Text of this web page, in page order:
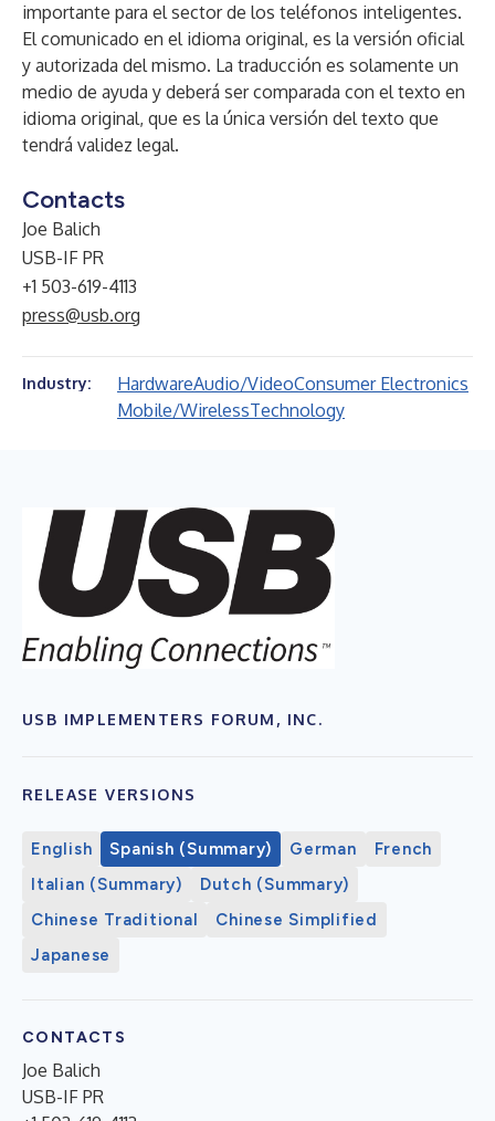
importante para el sector de los teléfonos inteligentes.
El comunicado en el idioma original, es la versión oficial
y autorizada del mismo. La traducción es solamente un
medio de ayuda y deberá ser comparada con el texto en
idioma original, que es la única versión del texto que
tendrá validez legal.
Contacts
Joe Balich
USB-IF PR
+1 503-619-4113
press@usb.org
Industry: HardwareAudio/VideoConsumer Electronics
Mobile/WirelessTechnology
USB IMPLEMENTERS FORUM, INC.
RELEASE VERSIONS
English Spanish (Summary) German
French
Italian (Summary)
Dutch (Summary)
Chinese Traditional
Chinese Simplified
Japanese
CONTACTS
Joe Balich
USB-IF PR